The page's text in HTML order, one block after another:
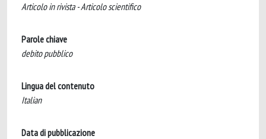
Articolo in rivista - Articolo scientifico
Parole chiave
debito pubblico
Lingua del contenuto
Italian
Data di pubblicazione